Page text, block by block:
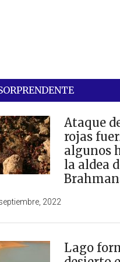
Ataque
rojas
algunos
la aldea
2022
Lago